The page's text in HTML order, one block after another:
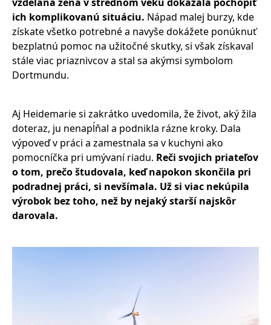
ich komplikovanú situáciu. Nápad malej burzy, kde
získate všetko potrebné a navyše dokážete ponúknuť
bezplatnú pomoc na užitočné skutky, si však získaval
stále viac priaznivcov a stal sa akýmsi symbolom
Dortmundu.
Aj Heidemarie si zakrátko uvedomila, že život, aký žila
doteraz, ju nenapĺňal a podnikla rázne kroky. Dala
výpoveď v práci a zamestnala sa v kuchyni ako
pomocníčka pri umývaní riadu. Reči svojich priateľov
o tom, prečo študovala, keď napokon skončila pri
podradnej práci, si nevšímala. Už si viac nekúpila
výrobok bez toho, než by nejaký starší najskôr
darovala.